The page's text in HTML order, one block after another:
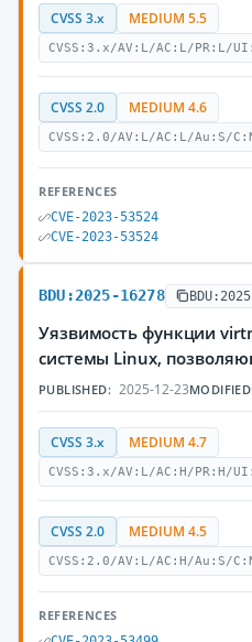
CVSS 3.x MEDIUM 5.5
CVSS:3.x/AV:L/AC:L/PR:L/
CVSS 2.0 MEDIUM 4.6
CVSS:2.0/AV:L/AC:L/Au:S/
REFERENCES
CVE-2023-53524
CVE-2023-53524
BDU:2025-16278
Уязвимость функции
системы Linux,
PUBLISHED: 2025-12-23
CVSS 3.x MEDIUM 4.7
CVSS:3.x/AV:L/AC:H/PR:H/
CVSS 2.0 MEDIUM 4.5
CVSS:2.0/AV:L/AC:H/Au:S/
REFERENCES